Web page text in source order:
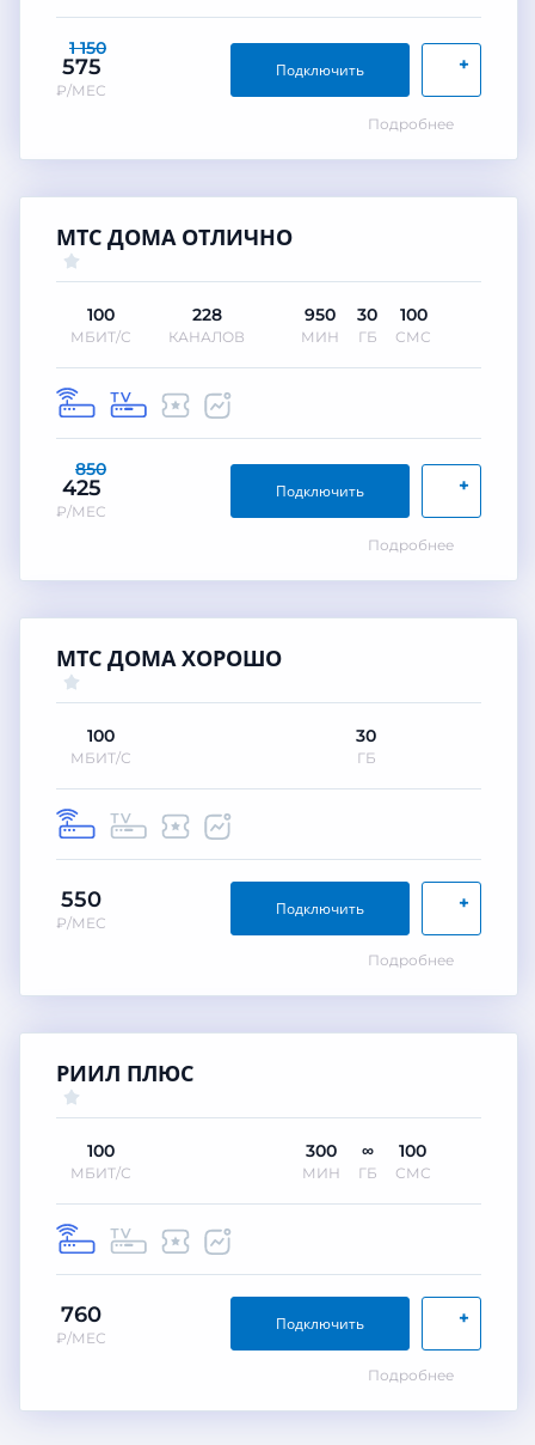
1 150
575
₽/МЕС
+
Подключить
Подробнее
МТС ДОМА ОТЛИЧНО
100
МБИТ/С
228
КАНАЛОВ
950
МИН
30
ГБ
100
СМС
850
425
₽/МЕС
+
Подключить
Подробнее
МТС ДОМА ХОРОШО
100
МБИТ/С
30
ГБ
550
₽/МЕС
+
Подключить
Подробнее
РИИЛ ПЛЮС
100
МБИТ/С
300
МИН
∞
ГБ
100
СМС
760
₽/МЕС
+
Подключить
Подробнее